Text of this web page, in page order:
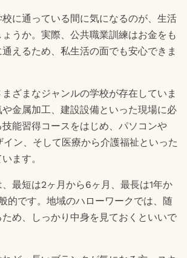
に通っている間に気になるのが、生活
うか。実際、公共職業訓練はお金をも
えるため、私生活の面でも安心できま
ざまなジャンルの学校が存在していま
金属加工、建設設備といった現場に必
能習得コースをはじめ、パソコンや
ン、そして医療から介護福祉といった
ます。
最短は2ヶ月から6ヶ月、最長は1年か
的です。地域のハローワークでは、随
め、しっかり中身を見ておくといいで